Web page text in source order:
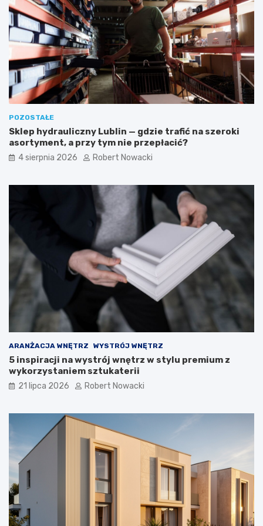
w
–
e
s
t
y
c
n
e
i
b
c
z
n
z
w
i
z
a
n
i
c
z
n
e
k
a
z
w
k
i
POZOSTAŁE
Sklep hydrauliczny Lublin — gdzie trafić na szeroki
asortyment, a przy tym nie przepłacić?
4 sierpnia 2026 Robert Nowacki
ARANŻACJA WNĘTRZ WYSTRÓJ WNĘTRZ
5 inspiracji na wystrój wnętrz w stylu premium z
wykorzystaniem sztukaterii
21 lipca 2026 Robert Nowacki